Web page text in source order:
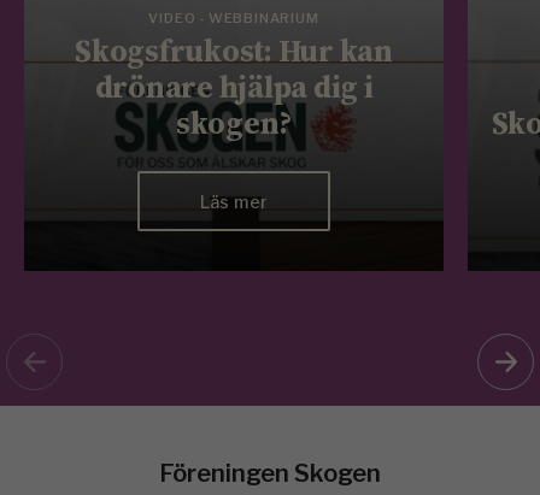
VIDEO - WEBBINARIUM
Skogsfrukost: Hur kan
drönare hjälpa dig i
skogen?
Läs mer
Föreningen Skogen